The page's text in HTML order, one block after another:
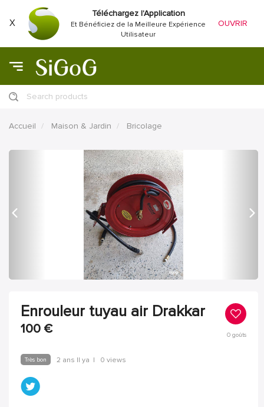
X
Téléchargez l'Application
Et Bénéficiez de la Meilleure Expérience
Utilisateur
OUVRIR
Search products
Accueil Maison & Jardin Bricolage
Enrouleur tuyau air Drakkar
100 € 0goûts
Très bon 2 ans Il ya | 0 views